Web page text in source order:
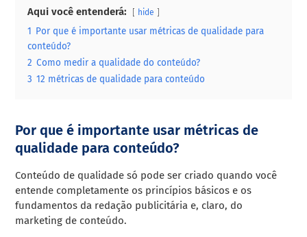
Aqui você entenderá: hide
1 Por que é importante usar métricas de qualidade para
conteúdo?
2 Como medir a qualidade do conteúdo?
3 12 métricas de qualidade para conteúdo
Por que é importante usar métricas de
qualidade para conteúdo?
Conteúdo de qualidade só pode ser criado quando você
entende completamente os princípios básicos e os
fundamentos da redação publicitária e, claro, do
marketing de conteúdo.